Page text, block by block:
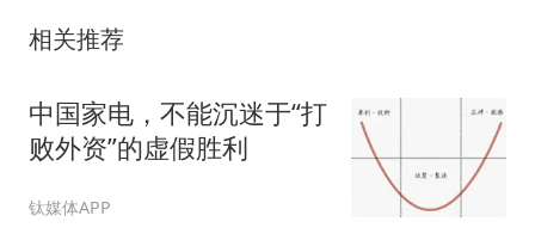
相关推荐
中国家电，不能沉迷于“打
败外资”的虚假胜利
钛媒体APP